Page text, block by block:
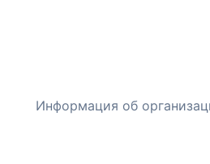
Информация об